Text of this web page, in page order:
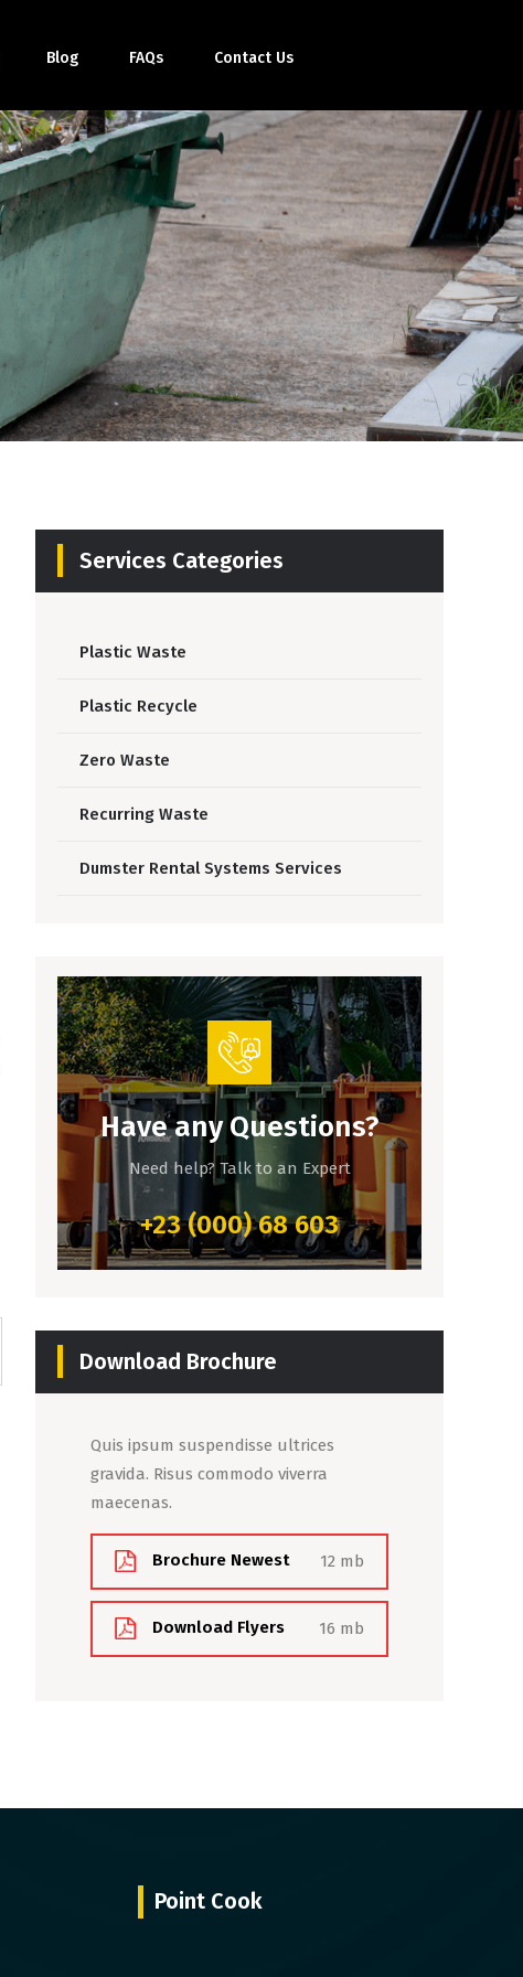
Blog FAQs Contact Us
Services Categories
Plastic Waste
Plastic Recycle
Zero Waste
Recurring Waste
Dumster Rental Systems Services
Have any Questions?
Need help? Talk to an Expert
+23 (000) 68 603
Download Brochure
Quis ipsum suspendisse ultrices
gravida. Risus commodo viverra
maecenas.
Brochure Newest 12 mb
Download Flyers 16 mb
Point Cook